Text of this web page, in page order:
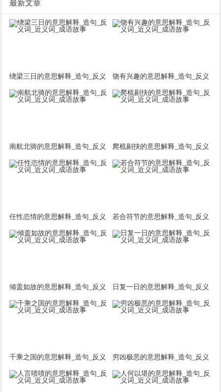
最新文章
绕梁三日的意思解释_造句_反义
词_近义词_成语故事
饶有兴趣的意思解释_造句_反义
词_近义词_成语故事
南航北骑的意思解释_造句_反义
词_近义词_成语故事
爬梳剔抉的意思解释_造句_反义
词_近义词_成语故事
任性恣情的意思解释_造句_反义
词_近义词_成语故事
若合符节的意思解释_造句_反义
词_近义词_成语故事
倾盖如故的意思解释_造句_反义
词_近义词_成语故事
日复一日的意思解释_造句_反义
词_近义词_成语故事
千乘之国的意思解释_造句_反义
词_近义词_成语故事
穷凶极恶的意思解释_造句_反义
词_近义词_成语故事